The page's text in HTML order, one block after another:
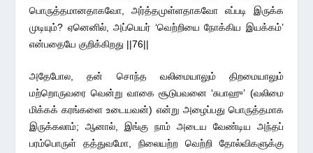
பொருத்தமானதாகவோ, அர்த்தமுள்ளதாகவோ எப்படி இருக்க
முடியும்? ஏனெனில், அப்பெயர் ‘வெற்றியை நோக்கிய இயக்கம்’
என்பதையே குறிக்கிறது ||76||
அதேபோல, தன் சொந்த வலிமையாலும் திறமையாலும்
மற்றொருவரை வென்று வாகை சூடுபவனை ‘சுபாஹு’ (வலிமை
மிக்கக் கரங்களை உடையவன்) என்று அழைப்பது பொருத்தமாக
இருக்கலாம்; ஆனால், இங்கு நாம் அடைய வேண்டிய அந்தப்
பரம்பொருள் தத்துவமோ, நிலையற்ற வெற்றி தோல்விகளுக்கு